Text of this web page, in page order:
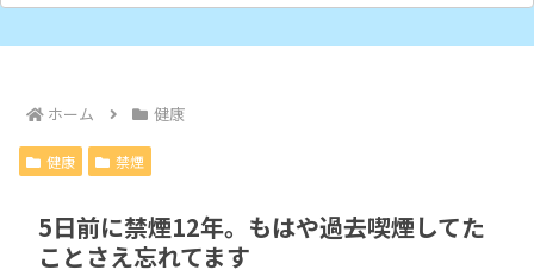
ホーム 健康
健康 禁煙
5日前に禁煙12年。もはや過去喫煙してた
ことさえ忘れてます